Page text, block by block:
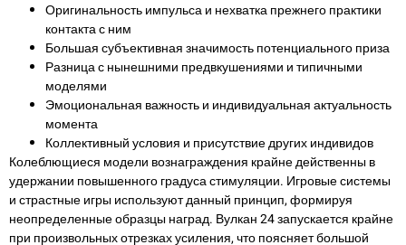
Оригинальность импульса и нехватка прежнего практики
контакта с ним
Большая субъективная значимость потенциального приза
Разница с нынешними предвкушениями и типичными
моделями
Эмоциональная важность и индивидуальная актуальность
момента
Коллективный условия и присутствие других индивидов
Колеблющиеся модели вознаграждения крайне действенны в
удержании повышенного градуса стимуляции. Игровые системы
и страстные игры используют данный принцип, формируя
неопределенные образцы наград. Вулкан 24 запускается крайне
при произвольных отрезках усиления, что поясняет большой